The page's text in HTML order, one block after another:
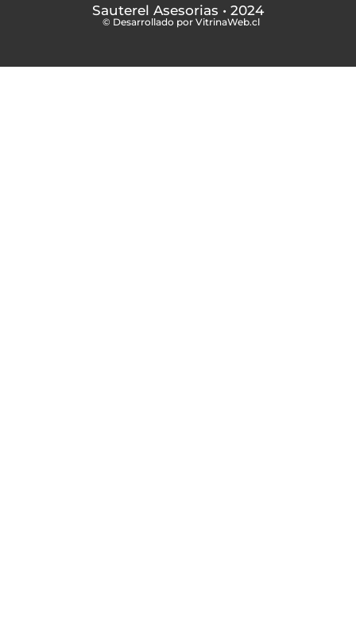
Sauterel Asesorias • 2024
© Desarrollado por VitrinaWeb.cl